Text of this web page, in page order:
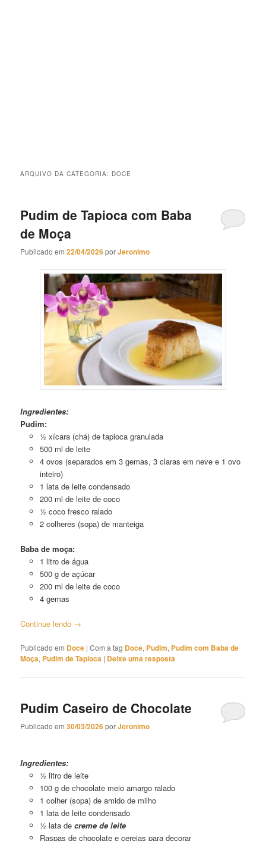
ARQUIVO DA CATEGORIA: DOCE
Pudim de Tapioca com Baba
de Moça
Publicado em22/04/2026porJeronimo
Ingredientes:
Pudim:
½ xícara (chá) de tapioca granulada
500 ml de leite
4 ovos (separados em 3 gemas, 3 claras em neve e 1 ovo
inteiro)
1 lata de leite condensado
200 ml de leite de coco
½ coco fresco ralado
2 colheres (sopa) de manteiga
Baba de moça:
1 litro de água
500 g de açúcar
200 ml de leite de coco
4 gemas
Continue lendo →
Publicado em Doce |Com a tag Doce, Pudim, Pudim com Baba de
Moça, Pudim de Tapioca | Deixe uma resposta
Pudim Caseiro de Chocolate
Publicado em30/03/2026porJeronimo
Ingredientes:
½ litro de leite
100 g de chocolate meio amargo ralado
1 colher (sopa) de amido de milho
1 lata de leite condensado
½ lata de creme de leite
Raspas de chocolate e cerejas para decorar